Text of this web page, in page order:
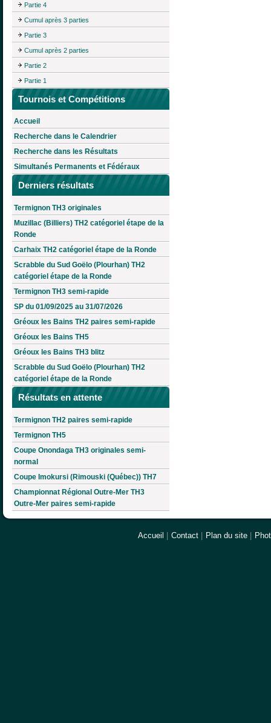
Partie 4
Cumul après 3 parties
Partie 3
Cumul après 2 parties
Partie 2
Partie 1
Tournois et Compétitions
Accueil
Recherche dans le Calendrier
Recherche dans les Résultats
Simultanés Permanents et Fédéraux
Derniers résultats
Termignon TH3 originales
Muzillac (Billiers) TH2 catégoriel étape de la
Ronde
Carhaix TH2 catégoriel étape de la Ronde
Scrabble du Sud Goëlo (Plourhan) TH2
catégoriel étape de la Ronde
Termignon TH3 semi-rapide
SP du 01/09/2025 au 31/07/2026
Gréoux les Bains TH2 paires semi-rapide
Gréoux les Bains TH5
Gréoux les Bains TH3 blitz
Scrabble du Sud Goëlo (Plourhan) TH2
catégoriel étape de la Ronde
Résultats en attente
Termignon TH2 paires semi-rapide
Termignon TH5
Coupe Onondaga TH3 originales semi-
normal
Coupe Imokursi (Rimouski (Québec)) TH7
Championnat Régional Outre-Mer TH3
Outre-Mer paires semi-rapide
Accueil | Contact | Plan du site |